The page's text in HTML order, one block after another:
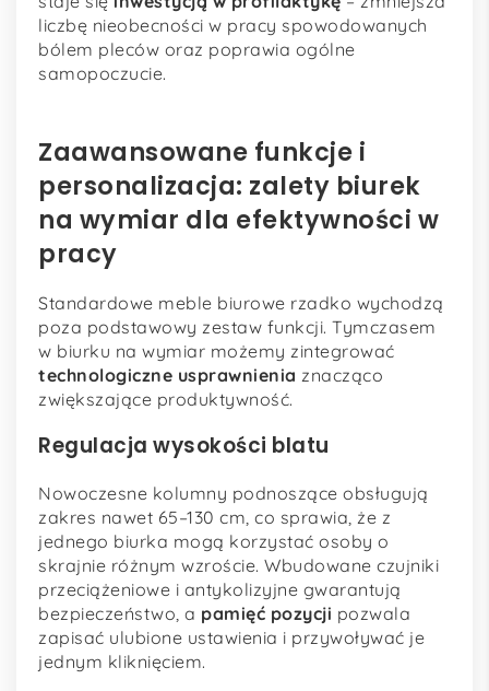
liczbę nieobecności w pracy spowodowanych
bólem pleców oraz poprawia ogólne
samopoczucie.
Zaawansowane funkcje i
personalizacja: zalety biurek
na wymiar dla efektywności w
pracy
Standardowe meble biurowe rzadko wychodzą
poza podstawowy zestaw funkcji. Tymczasem
w biurku na wymiar możemy zintegrować
technologiczne usprawnienia znacząco
zwiększające produktywność.
Regulacja wysokości blatu
Nowoczesne kolumny podnoszące obsługują
zakres nawet 65–130 cm, co sprawia, że z
jednego biurka mogą korzystać osoby o
skrajnie różnym wzroście. Wbudowane czujniki
przeciążeniowe i antykolizyjne gwarantują
bezpieczeństwo, a pamięć pozycji pozwala
zapisać ulubione ustawienia i przywoływać je
jednym kliknięciem.